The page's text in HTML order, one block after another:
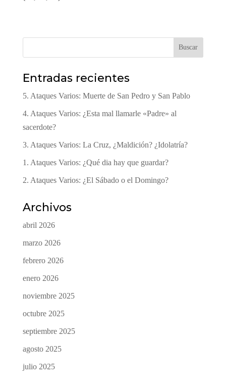
Buscar
Entradas recientes
5. Ataques Varios: Muerte de San Pedro y San Pablo
4. Ataques Varios: ¿Esta mal llamarle «Padre» al
sacerdote?
3. Ataques Varios: La Cruz, ¿Maldición? ¿Idolatría?
1. Ataques Varios: ¿Qué dia hay que guardar?
2. Ataques Varios: ¿El Sábado o el Domingo?
Archivos
abril 2026
marzo 2026
febrero 2026
enero 2026
noviembre 2025
octubre 2025
septiembre 2025
agosto 2025
julio 2025